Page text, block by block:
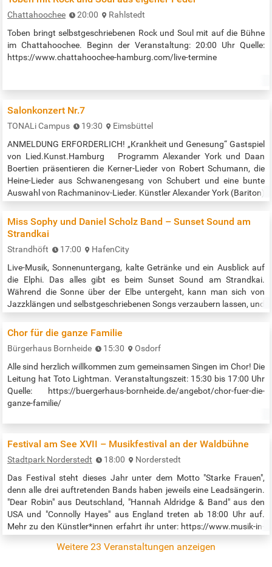
Streicherensemble sowie Makiko Eguchi (Orgel). Die musikalische
Leitung…
Chattahoochee 20:00
Rahlstedt
Toben bringt selbstgeschriebenen Rock und Soul mit auf die Bühne
im Chattahoochee. Beginn der Veranstaltung: 20:00 Uhr Quelle:
https://www.chattahoochee-hamburg.com/live-termine
Salonkonzert Nr.7
TONALi Campus 19:30
Eimsbüttel
ANMELDUNG ERFORDERLICH! „Krankheit und Genesung“ Gastspiel
von Lied.Kunst.Hamburg Programm Alexander York und Daan
Boertien präsentieren die Kerner-Lieder von Robert Schumann, die
Heine-Lieder aus Schwanengesang von Schubert und eine bunte
Auswahl von Rachmaninov-Lieder. Künstler Alexander York (Bariton)
LIED.KUNST.HAMBURG. Anmeldung über den Link unten. Beginn:
19:30 Uhr Quelle:…
Miss Sophy und Daniel Scholz Band – Sunset Sound am
Strandkai
Strandhöft 17:00
HafenCity
Live-Musik, Sonnenuntergang, kalte Getränke und ein Ausblick auf
die Elphi. Das alles gibt es beim Sunset Sound am Strandkai.
Während die Sonne über der Elbe untergeht, kann man sich von
Jazzklängen und selbstgeschriebenen Songs verzaubern lassen, und
auf Miss Sophy und die Daniel Scholz Band. Veranstaltungszeit:
17:00 bis 21:00 Uhr Quelle:…
Chor für die ganze Familie
Bürgerhaus Bornheide 15:30
Osdorf
Alle sind herzlich willkommen zum gemeinsamen Singen im Chor! Die
Leitung hat Toto Lightman. Veranstaltungszeit: 15:30 bis 17:00 Uhr
Quelle: https://buergerhaus-bornheide.de/angebot/chor-fuer-die-
ganze-familie/
Festival am See XVII – Musikfestival an der Waldbühne
Stadtpark Norderstedt 18:00
Norderstedt
Das Festival steht dieses Jahr unter dem Motto "Starke Frauen",
denn alle drei auftretenden Bands haben jeweils eine Leadsängerin.
"Dear Robin" aus Deutschland, "Hannah Aldridge & Band" aus den
USA und "Connolly Hayes" aus England treten ab 18:00 Uhr auf.
Mehr zu den Künstler*innen erfahrt ihr unter: https://www.musik-in-
statt. Veranstaltungszeit: 18:00 bis 22:00 Uhr Quelle:…
Weitere 23 Veranstaltungen anzeigen